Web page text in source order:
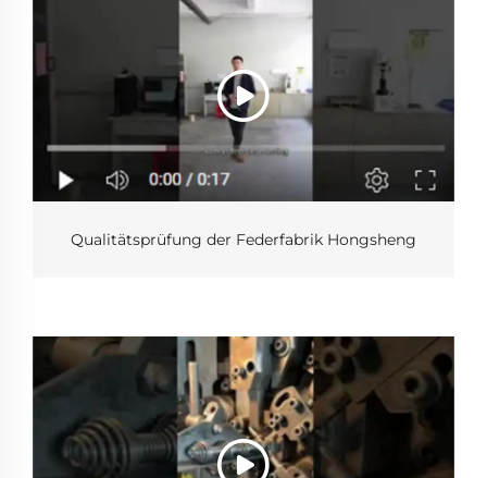
Qualitätsprüfung der Federfabrik Hongsheng